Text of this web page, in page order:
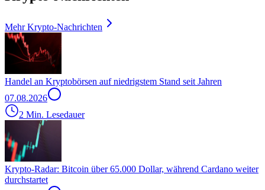
Mehr Krypto-Nachrichten
Handel an Kryptobörsen auf niedrigstem Stand seit Jahren
07.08.2026
2 Min. Lesedauer
Krypto-Radar: Bitcoin über 65.000 Dollar, während Cardano weiter
durchstartet